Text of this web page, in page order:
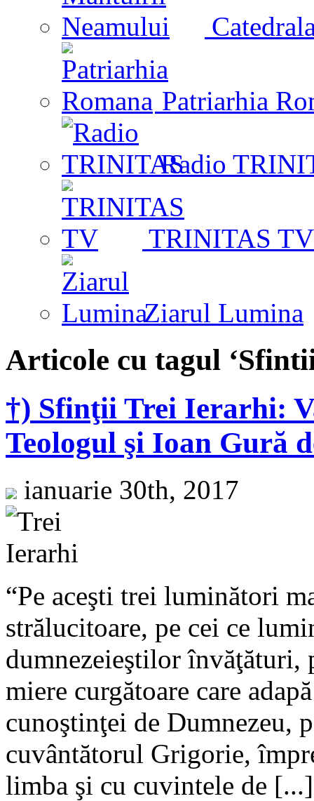
Patriarhia
Radio
TRINITAS TV
Ziarul Lumina
Articole cu tagul
†) Sfinţii Trei Ierarhi:
Teologul şi Ioan Gură
ianuarie 30th, 2017
“Pe aceşti trei luminători
strălucitoare, pe cei ce
dumnezeieştilor învăţături,
miere curgătoare care
cunoştinţei de Dumnezeu,
cuvântătorul Grigorie,
limba şi cu cuvintele de [...]